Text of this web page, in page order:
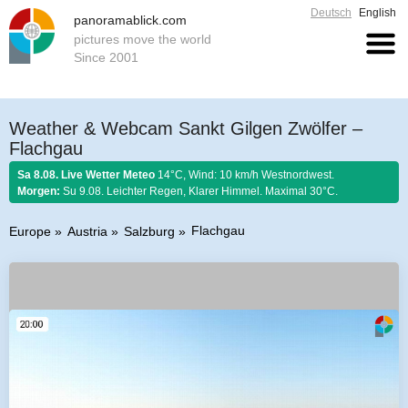
panoramablick.com
pictures move the world
Since 2001
Deutsch English
Weather & Webcam Sankt Gilgen Zwölfer –
Flachgau
Sa 8.08. Live Wetter Meteo 14°C, Wind: 10 km/h Westnordwest.
Morgen: Su 9.08. Leichter Regen, Klarer Himmel. Maximal 30°C.
Europe Austria Salzburg Flachgau